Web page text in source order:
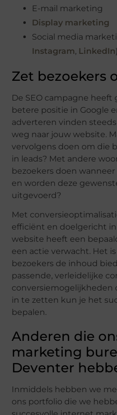
E-mail marketing
Display marketing
Social media
Instagram, LinkedIn)
Zet bezoekers
De SEO campagne heeft
betere positie in Google
adverteren vinden
weg naar jouw website.
vervolgens doen om die
in leads? Met andere
bezoekers doen
en worden deze
uitgevoerd?
Met
efficiënt en doelgericht in
website heeft een
een actie verwacht. Het
bezoekers de inhoud
passende, verleidelijke
conversiemogelijkheden
in te zetten kun je het
bepalen.
Anderen die
marketing
Deventer
Inmiddels hebben we
ons portfolio die we